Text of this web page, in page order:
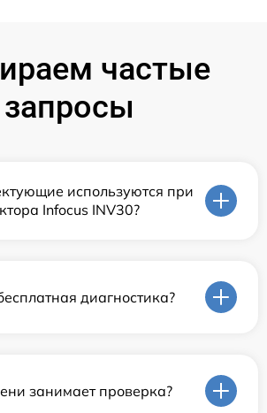
частые
запросы
используются при
Infocus INV30?
диагностика?
занимает проверка?